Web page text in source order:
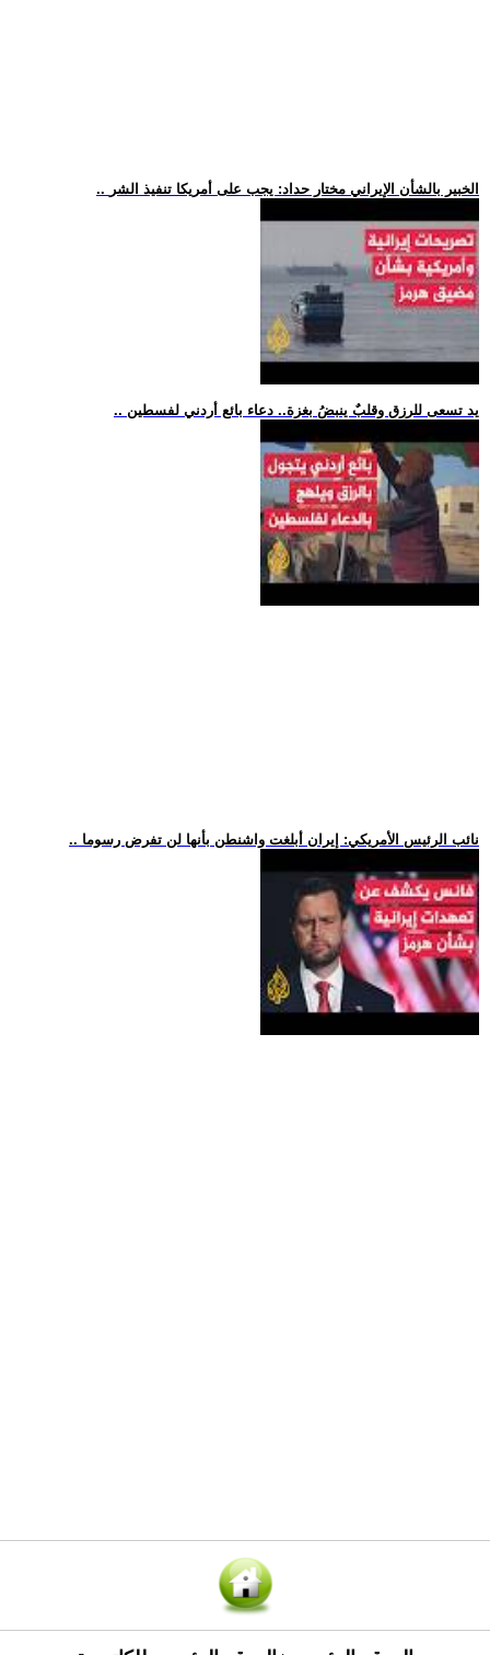
.. الخبير بالشأن الإيراني مختار حداد: يجب على أمريكا تنفيذ الشر
.. يد تسعى للرزق وقلبٌ ينبضُ بغزة.. دعاء بائع أردني لفسطين
.. نائب الرئيس الأمريكي: إيران أبلغت واشنطن بأنها لن تفرض رسوما